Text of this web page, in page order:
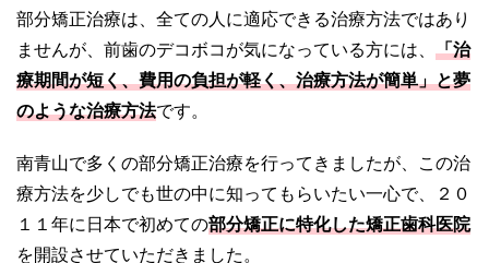
部分矯正治療は、全ての人に適応できる治療方法ではあり
ませんが、前歯のデコボコが気になっている方には、 「治
療期間が短く、費用の負担が軽く、治療方法が簡単」と夢
のような治療方法です。
南青山で多くの部分矯正治療を行ってきましたが、この治
療方法を少しでも世の中に知ってもらいたい一心で、２０
１１年に日本で初めての部分矯正に特化した矯正歯科医院
を開設させていただきました。